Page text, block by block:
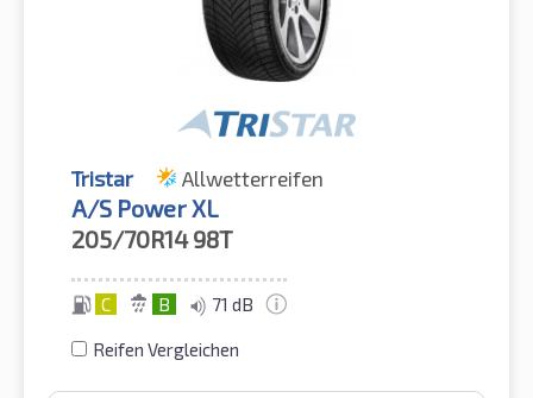
Tristar Allwetterreifen
A/S Power XL
205/70R14 98T
C B 71 dB
Reifen Vergleichen